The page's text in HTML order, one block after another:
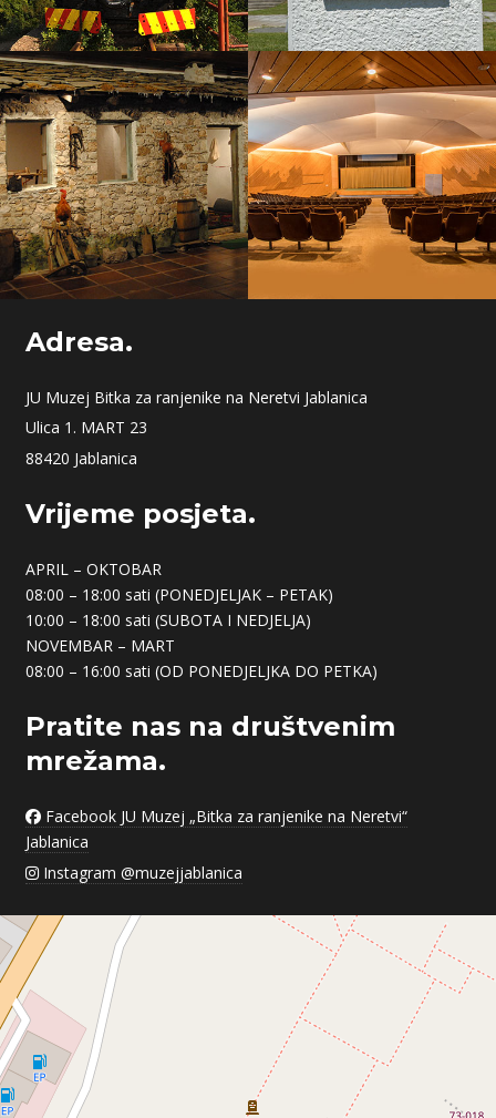
Adresa.
JU Muzej Bitka za ranjenike na Neretvi Jablanica
Ulica 1. MART 23
88420 Jablanica
Vrijeme posjeta.
APRIL – OKTOBAR
08:00 – 18:00 sati (PONEDJELJAK – PETAK)
10:00 – 18:00 sati (SUBOTA I NEDJELJA)
NOVEMBAR – MART
08:00 – 16:00 sati (OD PONEDJELJKA DO PETKA)
Pratite nas na društvenim
mrežama.
Facebook JU Muzej „Bitka za ranjenike na Neretvi“
Jablanica
Instagram @muzejjablanica
−